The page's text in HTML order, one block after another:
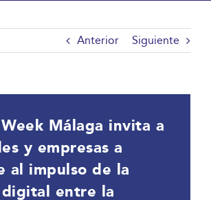
Anterior Siguiente
Málaga invita a
y empresas a
al impulso de la
entre la